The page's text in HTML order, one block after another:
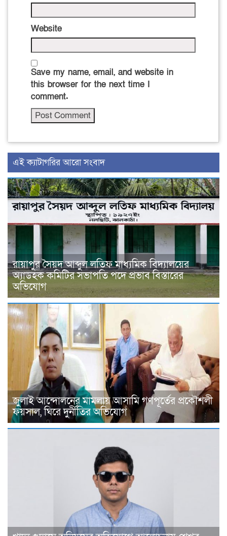
Website
Save my name, email, and website in
this browser for the next time I
comment.
‍এই ক্যাটাগরির ‍আরো সংবাদ
রায়াপুর সৈয়দ আব্দুল লতিফ মাধ্যমিক বিদ্যালয়ের
অ্যাডহক কমিটির সভাপতি পদে প্রভাব বিস্তারের
অভিযোগ
জুলাই আন্দোলনের মামলায় আসামি গণপূর্তের প্রকৌশলী
ফয়সাল, ঘিরে দুর্নীতির অভিযোগ